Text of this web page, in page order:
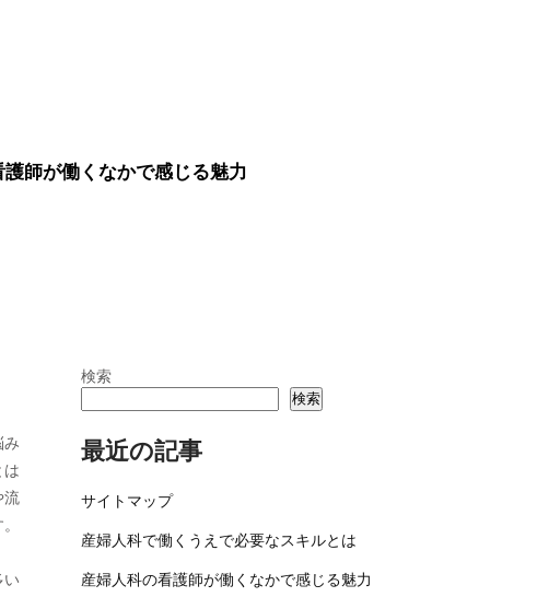
護師が働くなかで感じる魅力
み
は
流
い
検索
検索
最近の記事
サイトマップ
産婦人科で働くうえで必要なスキルとは
産婦人科の看護師が働くなかで感じる魅力